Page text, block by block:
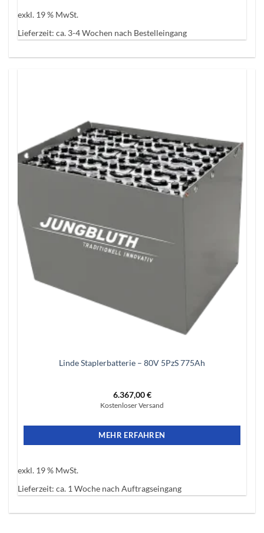
exkl. 19 % MwSt.
Lieferzeit: ca. 3-4 Wochen nach Bestelleingang
Linde Staplerbatterie – 80V 5PzS 775Ah
6.367,00€
Kostenloser Versand
MEHR ERFAHREN
exkl. 19 % MwSt.
Lieferzeit: ca. 1 Woche nach Auftragseingang